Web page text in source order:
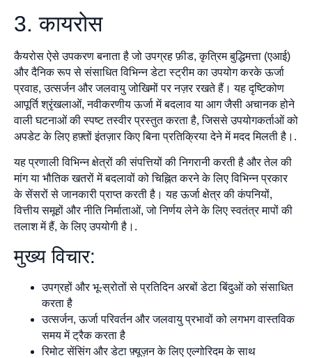
3. कायरोस
कैयरोस ऐसे उपकरण बनाता है जो उपग्रह फ़ीड, कृत्रिम बुद्धिमत्ता (एआई)
और दैनिक रूप से संसाधित विभिन्न डेटा स्ट्रीम का उपयोग करके ऊर्जा
प्रवाह, उत्सर्जन और जलवायु जोखिमों पर नज़र रखते हैं। यह दृष्टिकोण
आपूर्ति श्रृंखलाओं, नवीकरणीय ऊर्जा में बदलाव या आग जैसी अचानक होने
वाली घटनाओं की स्पष्ट तस्वीर प्रस्तुत करता है, जिससे उपयोगकर्ताओं को
अपडेट के लिए हफ़्तों इंतज़ार किए बिना प्रतिक्रिया देने में मदद मिलती है।.
यह प्रणाली विभिन्न क्षेत्रों की संपत्तियों की निगरानी करती है और तेल की
मांग या भौतिक खतरों में बदलावों को चिह्नित करने के लिए विभिन्न प्रकार
के सेंसरों से जानकारी प्राप्त करती है। यह ऊर्जा क्षेत्र की कंपनियों,
वित्तीय समूहों और नीति निर्माताओं, जो निर्णय लेने के लिए स्वतंत्र मापों की
तलाश में हैं, के लिए उपयोगी है।.
मुख्य विचार:
उपग्रहों और भू-स्रोतों से प्रतिदिन अरबों डेटा बिंदुओं को संसाधित
करता है
उत्सर्जन, ऊर्जा परिवर्तन और जलवायु प्रभावों को लगभग वास्तविक
समय में ट्रैक करता है
रिमोट सेंसिंग और डेटा फ़्यूज़न के लिए एल्गोरिदम के साथ